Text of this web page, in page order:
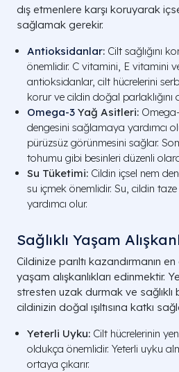
dış etmenlere karşı koruyarak
sağlamak gerekir.
Antioksidanlar: Cilt sağlığını
önemlidir. C vitamini, E vitamini
antioksidanlar, cilt hücrelerini
korur ve cildin doğal parlaklığını
Omega-3 Yağ Asitleri:
dengesini sağlamaya yardımcı
pürüzsüz görünmesini sağlar.
tohumu gibi besinleri düzenli
Su Tüketimi: Cildin içsel nem
su içmek önemlidir. Su, cildin
yardımcı olur.
Sağlıklı Yaşam
Cildinize parıltı kazandırmanın
yaşam alışkanlıkları edinmektir.
stresten uzak durmak ve
cildinizin doğal ışıltısına katkı
Yeterli Uyku: Cilt hücrelerinin
oldukça önemlidir. Yeterli uyku
ortaya çıkarır.